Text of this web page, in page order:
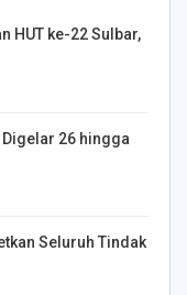
HUT ke-22 Sulbar,
26 hingga
Seluruh Tindak